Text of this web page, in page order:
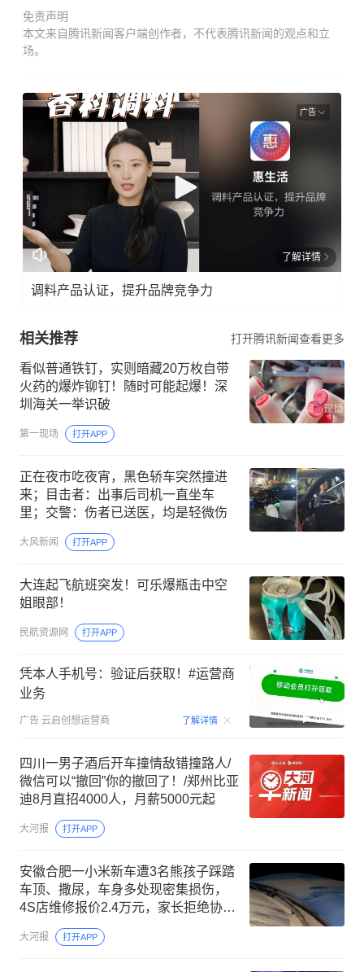
免责声明
本文来自腾讯新闻客户端创作者，不代表腾讯新闻的观点和立
场。
广告
了解详情
调料产品认证，提升品牌竞争力
相关推荐 打开腾讯新闻查看更多
看似普通铁钉，实则暗藏20万枚自带
火药的爆炸铆钉！随时可能起爆！深
圳海关一举识破
第一现场 打开APP
正在夜市吃夜宵，黑色轿车突然撞进
来；目击者：出事后司机一直坐车
里；交警：伤者已送医，均是轻微伤
大风新闻 打开APP
大连起飞航班突发！可乐爆瓶击中空
姐眼部！
民航资源网 打开APP
凭本人手机号：验证后获取！#运营商
业务
广告 云启创想运营商 了解详情 00:15
四川一男子酒后开车撞情敌错撞路人/
微信可以“撤回”你的撤回了！/郑州比亚
迪8月直招4000人，月薪5000元起
大河报 打开APP
安徽合肥一小米新车遭3名熊孩子踩踏
车顶、撒尿，车身多处现密集损伤，
4S店维修报价2.4万元，家长拒绝协商
理赔，车主已整理好证据准备起诉
大河报 打开APP